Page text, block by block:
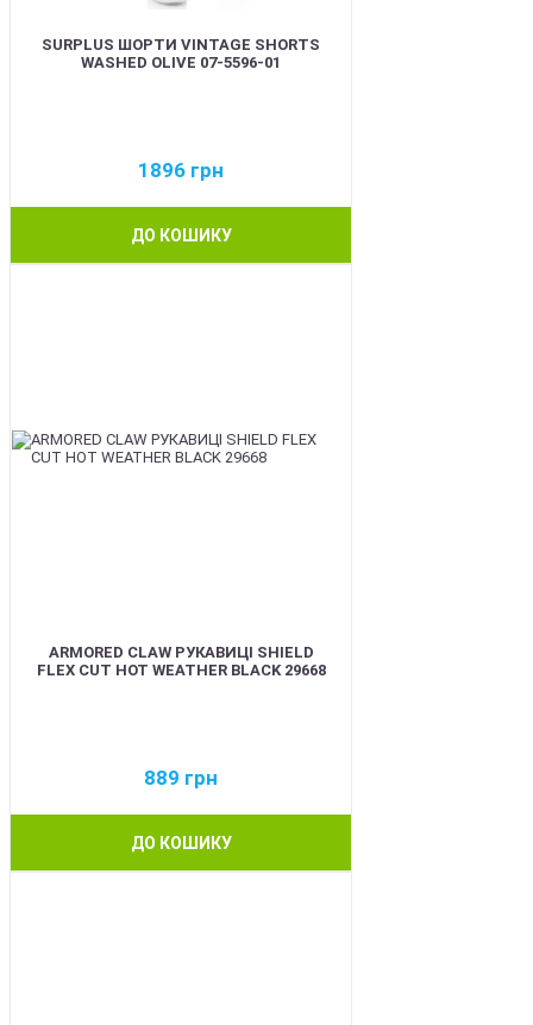
SURPLUS ШОРТИ VINTAGE SHORTS
WASHED OLIVE 07-5596-01
1896 грн
ДО КОШИКУ
ARMORED CLAW РУКАВИЦІ SHIELD
FLEX CUT HOT WEATHER BLACK 29668
889 грн
ДО КОШИКУ